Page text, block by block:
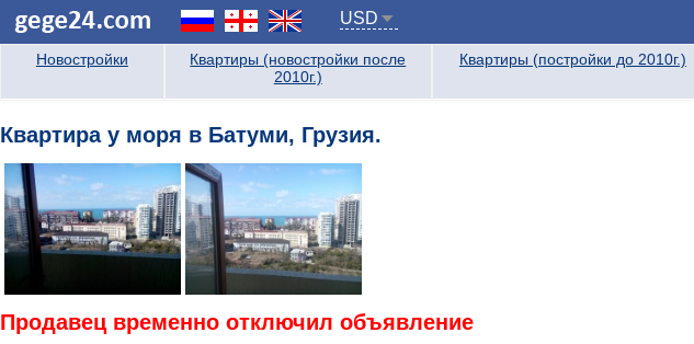
USD
Новостройки
Квартиры (новостройки после
2010г.)
Квартиры (постройки до 2010г.)
Квартира у моря в Батуми, Грузия.
Продавец временно отключил объявление